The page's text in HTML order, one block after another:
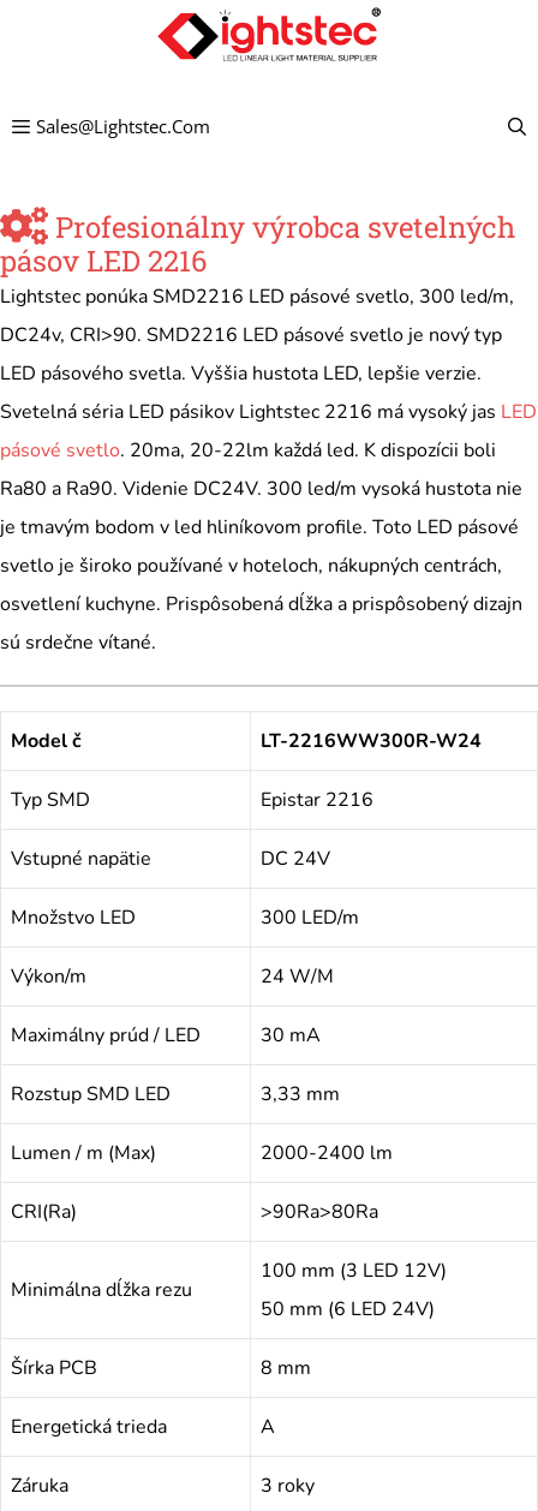
Sales@lightstec.com
Profesionálny výrobca svetelných
pásov LED 2216
Lightstec ponúka SMD2216 LED pásové svetlo, 300 led/m,
DC24v, CRI>90. SMD2216 LED pásové svetlo je nový typ
LED pásového svetla. Vyššia hustota LED, lepšie verzie.
Svetelná séria LED pásikov Lightstec 2216 má vysoký jas LED
pásové svetlo. 20ma, 20-22lm každá led. K dispozícii boli
Ra80 a Ra90. Videnie DC24V. 300 led/m vysoká hustota nie
je tmavým bodom v led hliníkovom profile. Toto LED pásové
svetlo je široko používané v hoteloch, nákupných centrách,
osvetlení kuchyne. Prispôsobená dĺžka a prispôsobený dizajn
sú srdečne vítané.
Model č LT-2216WW300R-W24
Typ SMD Epistar 2216
Vstupné napätie DC 24V
Množstvo LED 300 LED/m
Výkon/m 24 W/M
Maximálny prúd / LED 30 mA
Rozstup SMD LED 3,33 mm
Lumen / m (Max) 2000-2400 lm
CRI(Ra) >90Ra>80Ra
Minimálna dĺžka rezu
100 mm (3 LED 12V)
50 mm (6 LED 24V)
Šírka PCB 8 mm
Energetická trieda A
Záruka 3 roky